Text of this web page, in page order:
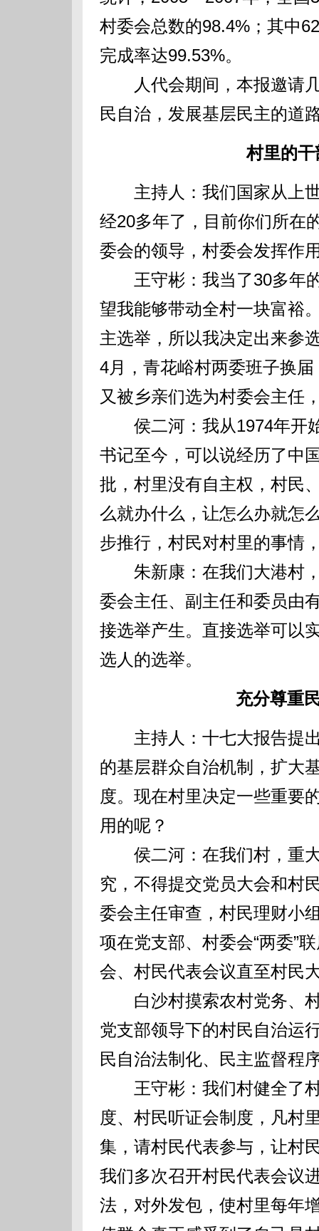
村委会总数的98.4%；其中
完成率达99.53%。
人代会期间，本报邀请几
民自治，发展基层民主的道
村里的
主持人：我们国家从上世
经20多年了，目前你们所在
委会的领导，村委会发挥作
王守彬：我当了30多年的
望我能够带动全村一块富裕
主选举，所以我决定出来参
4月，青花峪村两委班子换
又被乡亲们选为村委会主任
侯二河：我从1974年开始
书记至今，可以说经历了中
批，村里没有自主权，村民
么就办什么，让怎么办就怎
步推行，村民对村里的事情
朱新康：在我们大港村，
委会主任、副主任和委员由
接选举产生。直接选举可以
选人的选举。
充分尊重
主持人：十七大报告提出
的基层群众自治机制，扩大
度。现在村里决定一些重要
用的呢？
侯二河：在我们村，重大
究，不得提交党员大会和村
委会主任审查，村民理财小
项在党支部、村委会“两委”
会、村民代表会议直至村民
白沙村摸索农村党务、村
党支部领导下的村民自治运
民自治法制化、民主监督程
王守彬：我们村健全了村
度、村民听证会制度，凡村
集，请村民代表参与，让村
我们多次召开村民代表会议
法，对外发包，使村里每年